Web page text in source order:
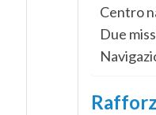
Centro
Due